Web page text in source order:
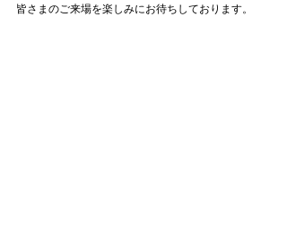
皆さまのご来場を楽しみにお待ちしております。